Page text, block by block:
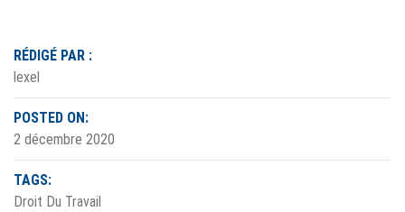
RÉDIGÉ PAR :
lexel
POSTED ON:
2 décembre 2020
TAGS:
Droit Du Travail